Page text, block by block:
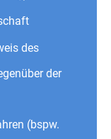
des
der
(bspw.